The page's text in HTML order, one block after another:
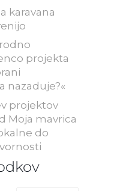
karavana
projekta
nazaduje?«
projektov
Moja mavrica
do